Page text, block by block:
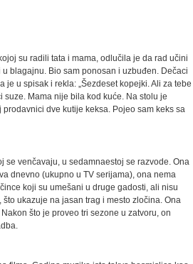
su radili tata i mama, odlučila je da rad učini
blagajnu. Bio sam ponosan i uzbuđen. Dečaci
u spisak i rekla: „Šezdeset kopejki. Ali za tebe
Mama nije bila kod kuće. Na stolu je
dve kutije keksa. Pojeo sam keks sa
se venčavaju, u sedamnaestoj se razvode. Ona
dnevno (ukupno u TV serijama), ona nema
koji su umešani u druge gadosti, ali nisu
ukazuje na jasan trag i mesto zločina. Ona
što je proveo tri sezone u zatvoru, on